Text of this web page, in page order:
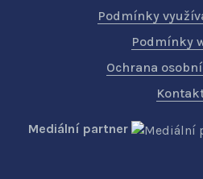
Podmínky
Podmínky
Ochrana
Mediální partner